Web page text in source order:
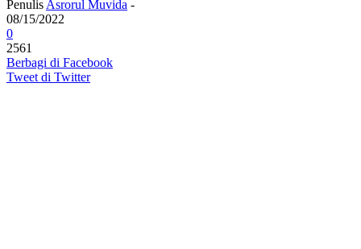
Penulis Asrorul Muvida -
08/15/2022
0
2561
Berbagi di Facebook
Tweet di Twitter